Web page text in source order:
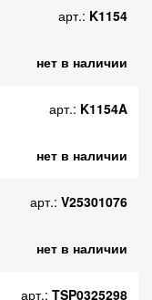
арт.: K1154
нет в наличии
арт.: K1154A
нет в наличии
арт.: V25301076
нет в наличии
арт.: TSP0325298